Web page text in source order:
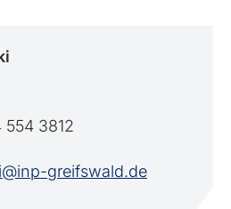
3812
greifswald.de